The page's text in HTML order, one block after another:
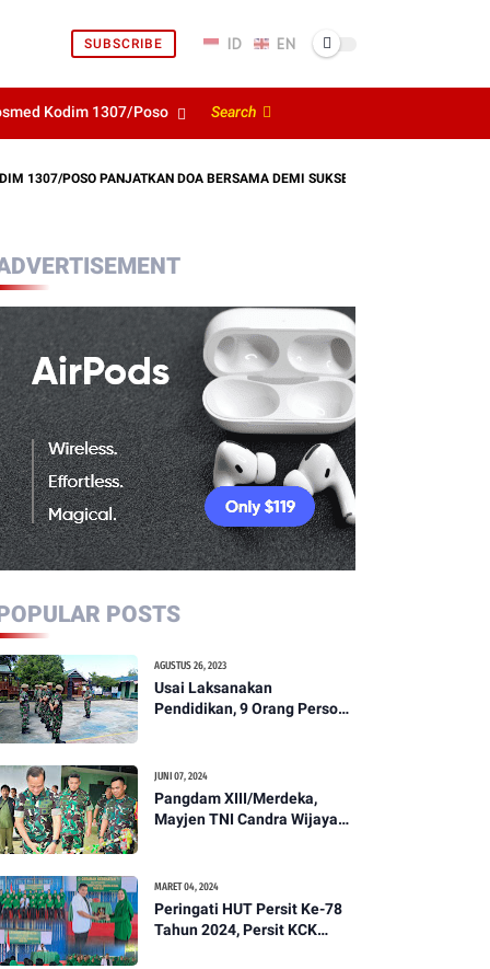
SUBSCRIBE
Kodim 1307/Poso Search
POSO PANJATKAN DOA BERSAMA DEMI SUKSESNYA LATIHAN TNI
POSTS
AGUSTUS 26, 2023
Usai Laksanakan
Pendidikan, 9 Orang Personil
Ikuti Apel Pagi Dan
Pengecekan
JUNI 07, 2024
Pangdam XIII/Merdeka,
Mayjen TNI Candra Wijaya
MARET 04, 2024
Peringati HUT Persit Ke-78
Tahun 2024, Persit KCK